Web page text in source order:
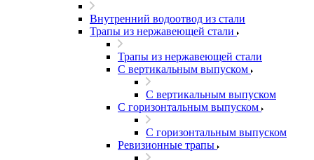
Внутренний водоотвод из стали
Трапы из нержавеющей стали
Трапы из нержавеющей стали
С вертикальным выпуском
С вертикальным выпуском
С горизонтальным выпуском
С горизонтальным выпуском
Ревизионные трапы